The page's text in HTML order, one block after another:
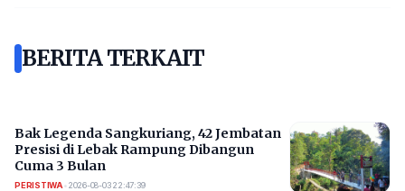
BERITA TERKAIT
Bak Legenda Sangkuriang, 42 Jembatan
Presisi di Lebak Rampung Dibangun
Cuma 3 Bulan
PERISTIWA• 2026-08-03 22:47:39